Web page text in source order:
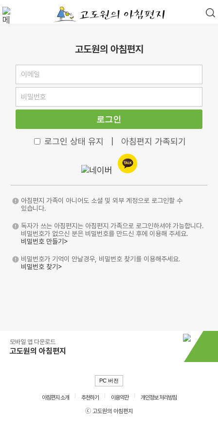
고도원의 아침편지
로그인
로그인 상태 유지 아침편지 가족되기
아침편지 가족이 아니어도 소셜 및 외부 계정으로 로그인할 수
있습니다.
독자가 쓰는 아침편지는 아침편지 가족으로 로그인하셔야 가능합니다.
비밀번호가 없으신 분은 비밀번호를 만드신 후에 이용해 주세요.
비밀번호 만들기>
비밀번호가 기억이 안날경우, 비밀번호 찾기를 이용해주세요.
비밀번호 찾기>
모바일 앱 다운로드
고도원의 아침편지
PC 버전
아침편지 소개 추천하기 이용약관
개인정보 처리방침
ⓒ 고도원의 아침편지